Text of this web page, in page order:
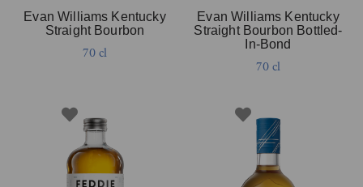
Evan Williams Kentucky
Straight Bourbon
70 cl
Evan Williams Kentucky
Straight Bourbon Bottled-
In-Bond
70 cl